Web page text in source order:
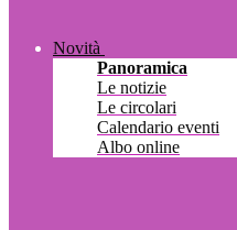
Novità
Panoramica
Le notizie
Le circolari
Calendario eventi
Albo online